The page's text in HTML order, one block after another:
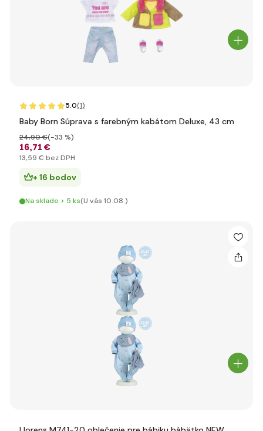
5.0(1)
Baby Born Súprava s farebným kabátom Deluxe, 43 cm
16,71 €
24,90 €(-33 %)
13,59 € bez DPH
+ 16 bodov
Na sklade > 5 ks(U vás 10.08.)